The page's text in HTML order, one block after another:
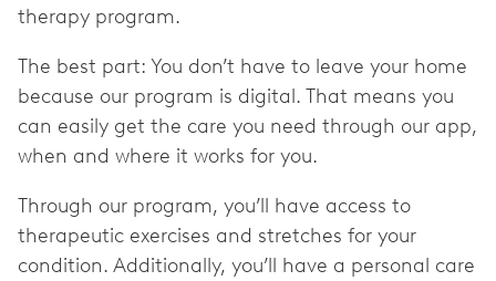
therapy program.
The best part: You don’t have to leave your home
because our program is digital. That means you
can easily get the care you need through our app,
when and where it works for you.
Through our program, you’ll have access to
therapeutic exercises and stretches for your
condition. Additionally, you’ll have a personal care